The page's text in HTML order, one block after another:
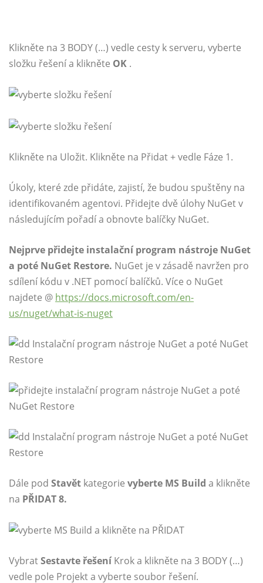
Klikněte na 3 BODY (…) vedle cesty k serveru, vyberte
složku řešení a klikněte OK .
Klikněte na Uložit. Klikněte na Přidat + vedle Fáze 1.
Úkoly, které zde přidáte, zajistí, že budou spuštěny na
identifikovaném agentovi. Přidejte dvě úlohy NuGet v
následujícím pořadí a obnovte balíčky NuGet.
Nejprve přidejte instalační program nástroje NuGet
a poté NuGet Restore. NuGet je v zásadě navržen pro
sdílení kódu v .NET pomocí balíčků. Více o NuGet
najdete @ https://docs.microsoft.com/en-
us/nuget/what-is-nuget
Dále pod Stavět kategorie vyberte MS Build a klikněte
na PŘIDAT 8.
VybratSestavte řešeníKrok a klikněte na 3 BODY (…)
vedle pole Projekt a vyberte soubor řešení.